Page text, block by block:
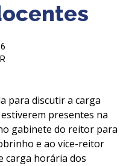
para discutir a carga
presentes na
gabinete do reitor para
e ao vice-reitor
carga horária dos